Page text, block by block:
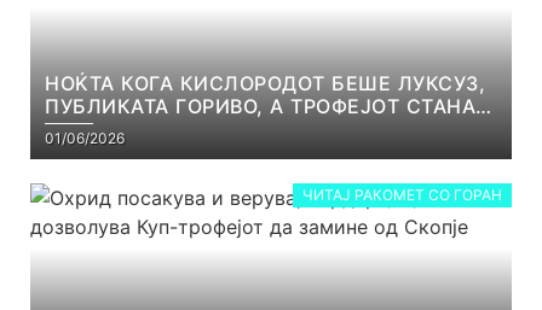
НОЌТА КОГА КИСЛОРОДОТ БЕШЕ ЛУКСУЗ,
ПУБЛИКАТА ГОРИВО, А ТРОФЕЈОТ СТАНА
РЕАЛНОСТ
01/06/2026
ЧИТАЈ РАКОМЕТ СО ГОРАН